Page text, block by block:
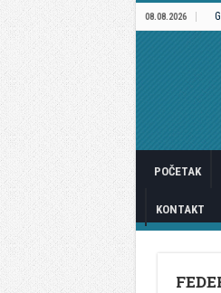
08.08.2026
POČETAK
KONTAKT